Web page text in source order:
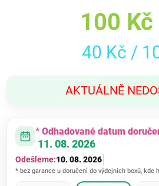
100 Kč
Měrná
40 Kč /
AKTUÁLNĚ
* Odhadované datum
11. 08. 2026
Odešleme:10. 08. 2026
* bez garance u doručení do výdejních boxů, kde